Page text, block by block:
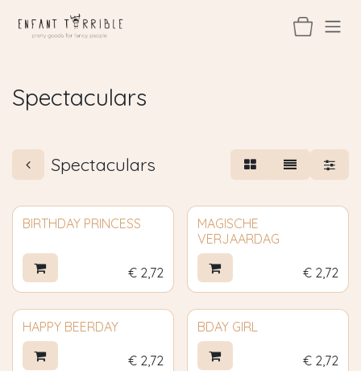
Spectaculars
Spectaculars
BIRTHDAY PRINCESS
€ 2,72
MAGISCHE
VERJAARDAG
€ 2,72
HAPPY BEERDAY
€ 2,72
BDAY GIRL
€ 2,72